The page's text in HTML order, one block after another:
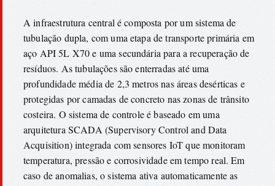
A infraestrutura central é composta por um sistema de
tubulação dupla, com uma etapa de transporte primária em
aço API 5L X70 e uma secundária para a recuperação de
resíduos. As tubulações são enterradas até uma
profundidade média de 2,3 metros nas áreas desérticas e
protegidas por camadas de concreto nas zonas de trânsito
costeira. O sistema de controle é baseado em uma
arquitetura SCADA (Supervisory Control and Data
Acquisition) integrada com sensores IoT que monitoram
temperatura, pressão e corrosividade em tempo real. Em
caso de anomalias, o sistema ativa automaticamente as